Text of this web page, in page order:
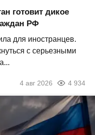
готовит дикое
РФ
для иностранцев.
с серьезными
4 авг 2026 4 934